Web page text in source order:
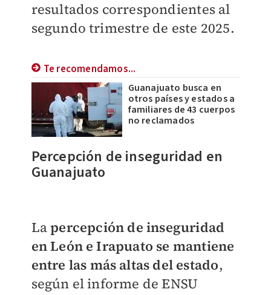
resultados correspondientes al
segundo trimestre de este 2025.
Te recomendamos...
Guanajuato busca en
otros países y estados a
familiares de 43 cuerpos
no reclamados
Percepción de inseguridad en
Guanajuato
Lapercepción de inseguridad
en León e Irapuato se mantiene
entre las más altas del estado,
según el informe de ENSU